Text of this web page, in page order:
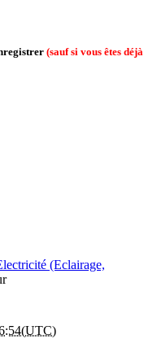
(sauf si vous êtes déjà
(Eclairage,